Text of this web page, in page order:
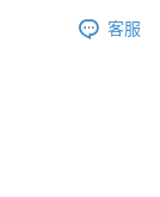
客服